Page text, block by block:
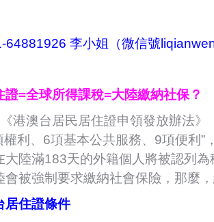
64881926 李小姐（微信號
證=全球所得課稅=大陸繳納社保？
港澳台居民居住證申領發放辦法
權利、6項基本公共服務、9項便利
大陸滿183天的外籍個人將被認列
會被強制要求繳納社會保險，那麼
居住證條件